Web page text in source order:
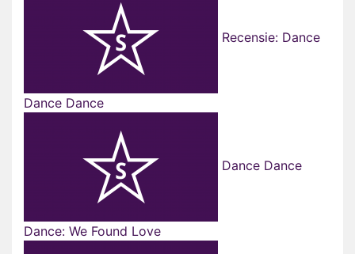
Recensie: Dance
Dance Dance
Dance Dance
Dance: We Found Love